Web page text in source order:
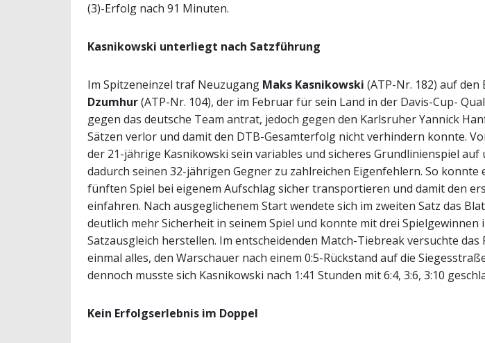
(3)-Erfolg nach 91 Minuten.
Kasnikowski unterliegt nach Satzführung
Im Spitzeneinzel traf Neuzugang Maks Kasnikowski (ATP-Nr. 182) auf den
Dzumhur(ATP-Nr. 104), der im Februar für sein Land in der Davis-Cup-
gegen das deutsche Team antrat, jedoch gegen den Karlsruher Yannick
Sätzen verlor und damit den DTB-Gesamterfolg nicht verhindern konnte.
der 21-jährige Kasnikowski sein variables und sicheres Grundlinienspiel auf
dadurch seinen 32-jährigen Gegner zu zahlreichen Eigenfehlern. So konnte
fünften Spiel bei eigenem Aufschlag sicher transportieren und damit den
einfahren. Nach ausgeglichenem Start wendete sich im zweiten Satz das
deutlich mehr Sicherheit in seinem Spiel und konnte mit drei Spielgewinnen
Satzausgleich herstellen. Im entscheidenden Match-Tiebreak versuchte das
einmal alles, den Warschauer nach einem 0:5-Rückstand auf die
dennoch musste sich Kasnikowski nach 1:41 Stunden mit 6:4, 3:6, 3:10
Kein Erfolgserlebnis im Doppel